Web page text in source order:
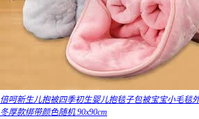
倍呵新生儿抱被四季初生婴儿抱毯子包被宝宝小毛毯
冬厚款绑带颜色随机 90x90cm